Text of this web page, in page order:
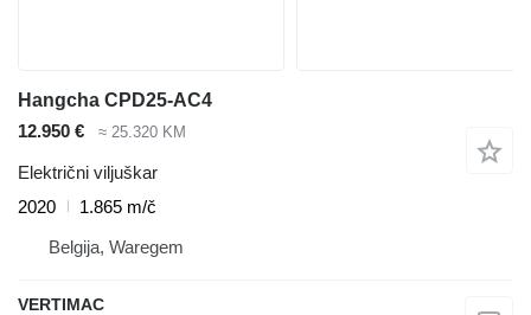
Hangcha CPD25-AC4
12.950 €
≈ 25.320 KM
Električni viljuškar
2020
1.865 m/č
Belgija, Waregem
VERTIMAC